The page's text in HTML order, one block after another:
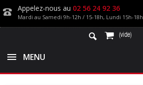
Appelez-nous au 02 56 24 92 36
Mardi au Samedi 9h-12h / 15-18h, Lundi 15h-18h
(vide)
MENU